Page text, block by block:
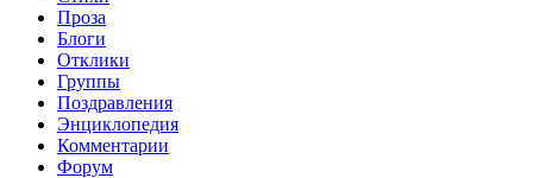
Проза
Блоги
Отклики
Группы
Поздравления
Энциклопедия
Комментарии
Форум